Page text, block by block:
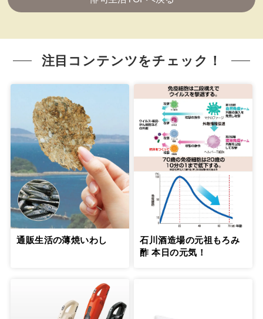
注目コンテンツをチェック！
通販生活の薄焼いわし
石川酒造場の元祖もろみ
酢 本日の元気！